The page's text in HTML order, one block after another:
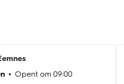
Opent om 09:00